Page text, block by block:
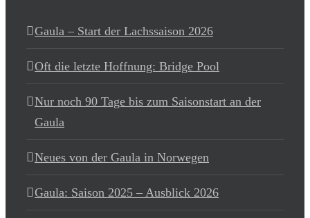
Gaula – Start der Lachssaison 2026
Oft die letzte Hoffnung: Bridge Pool
Nur noch 90 Tage bis zum Saisonstart an der
Gaula
Neues von der Gaula in Norwegen
Gaula: Saison 2025 – Ausblick 2026